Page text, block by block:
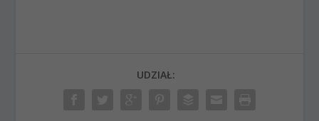
UDZIAŁ: